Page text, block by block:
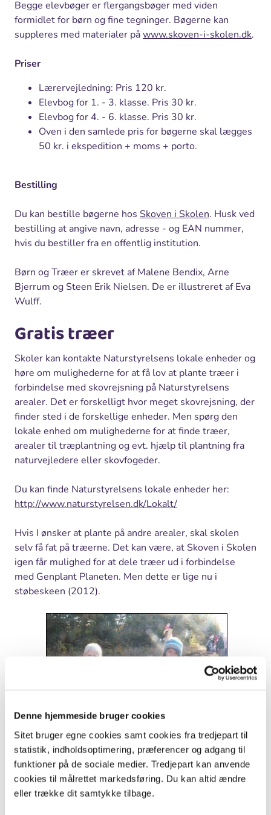
Denne hjemmeside bruger cookies
Sitet bruger egne cookies samt cookies fra tredjepart til
statistik, indholdsoptimering, præferencer og adgang til
funktioner på de sociale medier. Tredjepart kan anvende
cookies til målrettet markedsføring. Du kan altid ændre
eller trække dit samtykke tilbage.
Begge elevbøger er flergangsbøger med viden
formidlet for børn og fine tegninger. Bøgerne kan
suppleres med materialer påwww.skoven-i-skolen.dk.
Priser
Lærervejledning: Pris 120 kr.
Elevbog for 1. - 3. klasse. Pris 30 kr.
Elevbog for 4. - 6. klasse. Pris 30 kr.
Oven i den samlede pris for bøgerne skal lægges
50 kr. i ekspedition + moms + porto.
Bestilling
Du kan bestille bøgerne hos Skoven i Skolen. Husk ved
bestilling at angive navn, adresse - og EAN nummer,
hvis du bestiller fra en offentlig institution.
Børn og Træer er skrevet af Malene Bendix, Arne
Bjerrum og Steen Erik Nielsen. De er illustreret af Eva
Wulff.
Gratis træer
Skoler kan kontakte Naturstyrelsens lokale enheder og
høre om mulighederne for at få lov at plante træer i
forbindelse med skovrejsning på Naturstyrelsens
arealer. Det er forskelligt hvor meget skovrejsning, der
finder sted i de forskellige enheder. Men spørg den
lokale enhed om mulighederne for at finde træer,
arealer til træplantning og evt. hjælp til plantning fra
naturvejledere eller skovfogeder.
Du kan finde Naturstyrelsens lokale enheder her:
http://www.naturstyrelsen.dk/Lokalt/
Hvis I ønsker at plante på andre arealer, skal skolen
selv få fat på træerne. Det kan være, at Skoven i Skolen
igen får mulighed for at dele træer ud i forbindelse
med Genplant Planeten. Men dette er lige nu i
støbeskeen (2012).
Plant træer - og lær natur/teknik
Foto: Malene Bendix.
Hvorfor planter vi træer